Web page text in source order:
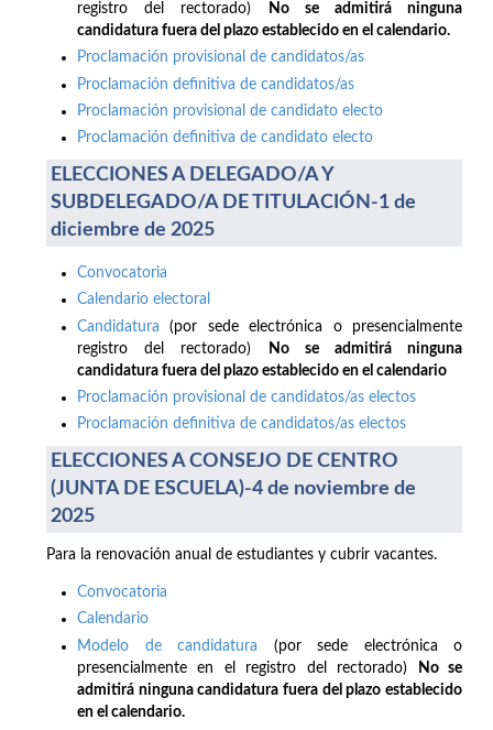
registro del rectorado)
No se admitirá ninguna
candidatura fuera del plazo establecido en el calendario.
Proclamación provisional de candidatos/as
Proclamación definitiva de candidatos/as
Proclamación provisional de candidato electo
Proclamación definitiva de candidato electo
ELECCIONES A DELEGADO/A Y
SUBDELEGADO/A DE TITULACIÓN-1 de
diciembre de 2025
Convocatoria
Calendario electoral
Candidatura (por sede electrónica o presencialmente
registro del rectorado)
No se admitirá ninguna
candidatura fuera del plazo establecido en el calendario
Proclamación provisional de candidatos/as electos
Proclamación definitiva de candidatos/as electos
ELECCIONES A CONSEJO DE CENTRO
(JUNTA DE ESCUELA)-4 de noviembre de
2025
Para la renovación anual de estudiantes y cubrir vacantes.
Convocatoria
Calendario
Modelo de candidatura (por sede electrónica o
presencialmente en el registro del rectorado)
No se
admitirá ninguna candidatura fuera del plazo establecido
en el calendario.